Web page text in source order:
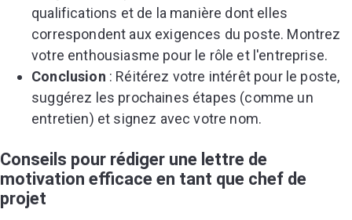
qualifications et de la manière dont elles
correspondent aux exigences du poste. Montrez
votre enthousiasme pour le rôle et l'entreprise.
Conclusion : Réitérez votre intérêt pour le poste,
suggérez les prochaines étapes (comme un
entretien) et signez avec votre nom.
Conseils pour rédiger une lettre de
motivation efficace en tant que chef de
projet